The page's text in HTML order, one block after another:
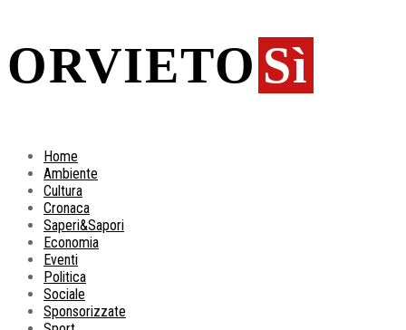
ORVIETO Sì
Home
Ambiente
Cultura
Cronaca
Saperi&Sapori
Economia
Eventi
Politica
Sociale
Sponsorizzate